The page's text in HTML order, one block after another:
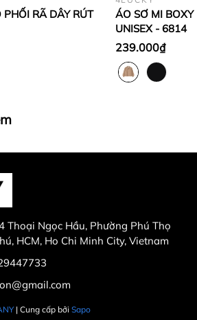
để đổi có giá trị thấp hơn sản
nhầm sản phẩm
trình vận chuyển
RÃ DÂY RÚT
ÁO SƠ MI BOXY
UNISEX - 6814
239.000₫
Thoại Ngọc Hầu, Phường Phú Thọ
HCM, Ho Chi Minh City, Vietnam
| Cung cấp bởi Sapo